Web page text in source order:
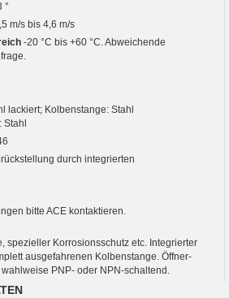
°
m/s bis 4,6 m/s
-20 °C bis +60 °C. Abweichende
lackiert; Kolbenstange: Stahl
durch integrierten
bitte ACE kontaktieren.
spezieller Korrosionsschutz etc. Integrierter
ausgefahrenen Kolbenstange. Öffner-
PNP- oder NPN-schaltend.